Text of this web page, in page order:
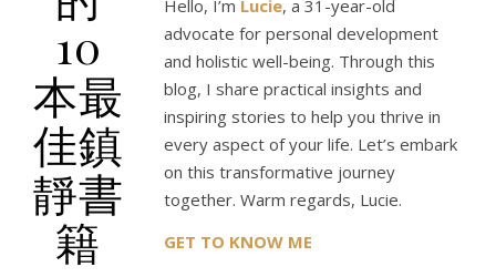
10
本最
佳鎮
靜書
籍
Hello, I’m Lucie, a 31-year-old
advocate for personal development
and holistic well-being. Through this
blog, I share practical insights and
inspiring stories to help you thrive in
every aspect of your life. Let’s embark
on this transformative journey
together. Warm regards, Lucie.
GET TO KNOW ME